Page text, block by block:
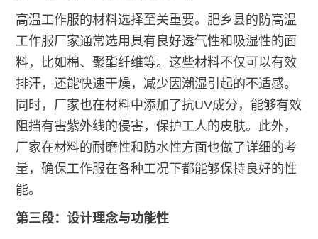
高温工作服的材料选择至关重要。肥乡县的防高温
工作服厂家通常选用具有良好透气性和吸湿性的面
料，比如棉、聚酯纤维等。这些材料不仅可以有效
排汗，还能快速干燥，减少因潮湿引起的不适感。
同时，厂家也在材料中添加了抗UV成分，能够有效
阻挡有害紫外线的侵害，保护工人的皮肤。此外，
厂家在材料的耐磨性和防水性方面也做了详细的考
量，确保工作服在各种工况下都能够保持良好的性
能。
第三段：设计理念与功能性